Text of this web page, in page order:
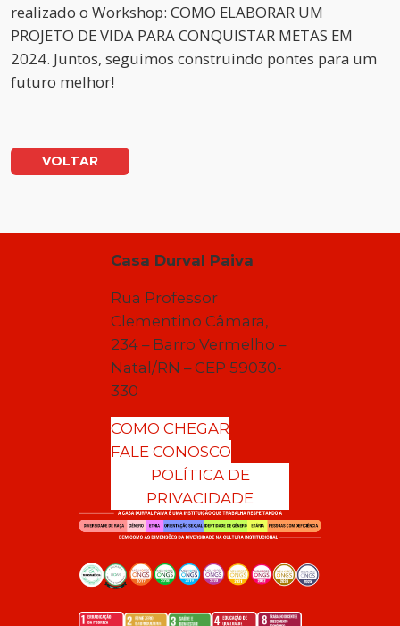
realizado o Workshop: COMO ELABORAR UM
PROJETO DE VIDA PARA CONQUISTAR METAS EM
2024. Juntos, seguimos construindo pontes para um
futuro melhor!
VOLTAR
Casa Durval Paiva
Rua Professor
Clementino Câmara,
234 – Barro Vermelho –
Natal/RN – CEP 59030-
330
COMO CHEGAR
FALE CONOSCO
POLÍTICA DE
PRIVACIDADE